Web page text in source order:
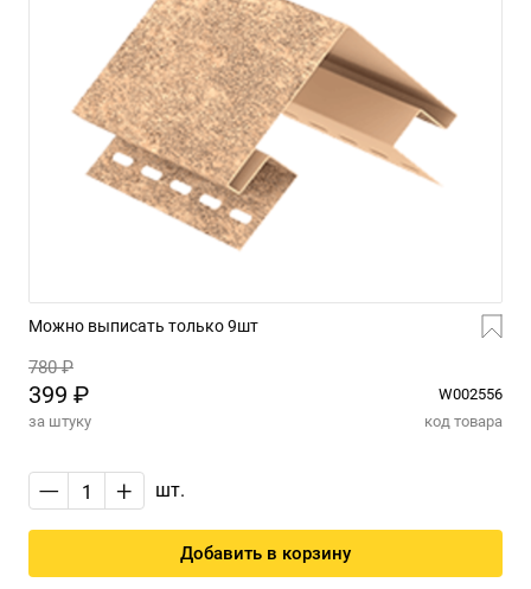
Можно выписать только 9шт
780 ₽
399 ₽
W002556
за штуку
код товара
— + шт.
Добавить в корзину